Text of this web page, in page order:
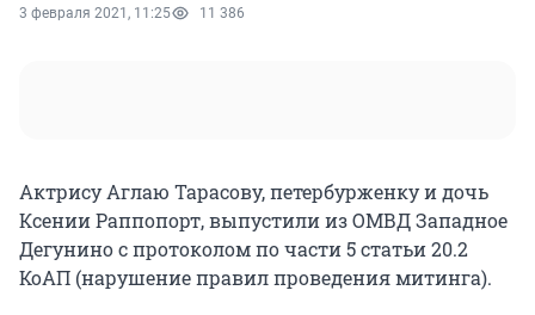
3 февраля 2021, 11:25 11 386
Актрису Аглаю Тарасову, петербурженку и дочь
Ксении Раппопорт, выпустили из ОМВД Западное
Дегунино с протоколом по части 5 статьи 20.2
КоАП (нарушение правил проведения митинга).